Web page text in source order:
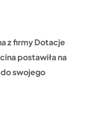
z firmy Dotacje
postawiła na
swojego